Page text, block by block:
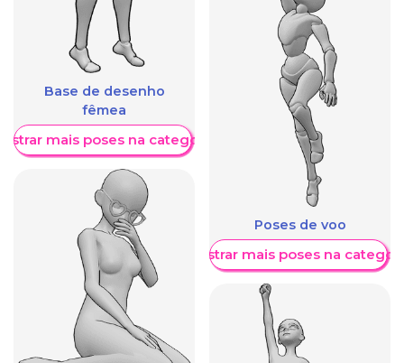
Base de desenho
fêmea
mais poses na categoria
Poses de voo
Mostrar mais poses na